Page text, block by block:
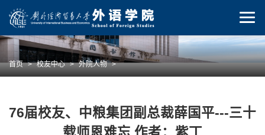
首页 > 校友中心 > 外院人物 >
76届校友、中粮集团副总裁薛国平---三十